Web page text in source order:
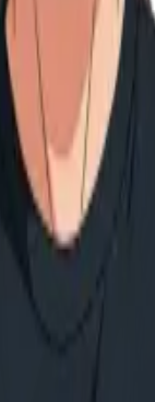
ショナルな2Dア
を開発する、少
ンジニア、研究